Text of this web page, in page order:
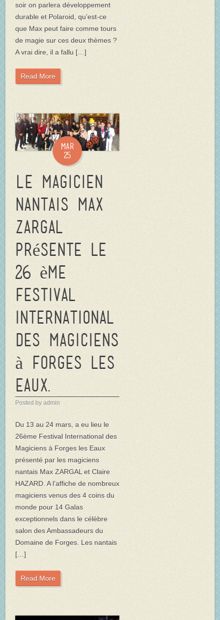
soir on parlera développement
durable et Polaroid, qu’est-ce
que Max peut faire comme tours
de magie sur ces deux thèmes ?
A vrai dire, il a fallu […]
Read More
Mar
25
Le magicien
nantais Max
Zargal
présente le
26 ème
Festival
International
des Magiciens
à Forges les
Eaux.
Posted by admin
Du 13 au 24 mars, a eu lieu le
26ème Festival International des
Magiciens à Forges les Eaux
présenté par les magiciens
nantais Max ZARGAL et Claire
HAZARD. A l’affiche de nombreux
magiciens venus des 4 coins du
monde pour 14 Galas
exceptionnels dans le célèbre
salon des Ambassadeurs du
Domaine de Forges. Les nantais
[…]
Read More